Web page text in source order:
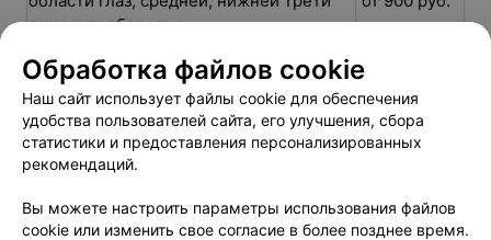
лица и подбородка
подбородка
от 350 руб.
Ультразвуковой SMAS-лифтинг
средней и нижней третьи лица и
подбородка
от 800 руб.
Обработка файлов cookie
Наш сайт использует файлы cookie для обеспечения
удобства пользователей сайта, его улучшения, сбора
статистики и предоставления персонализированных
рекомендаций.
Вы можете настроить параметры использования файлов
cookie или изменить свое согласие в более позднее время.